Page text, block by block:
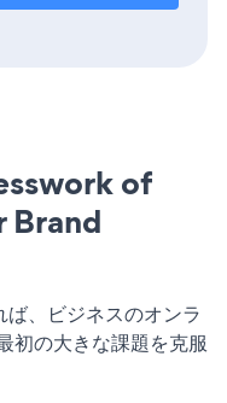
of
Brand
、ビジネスのオンラ
初の大きな課題を克服